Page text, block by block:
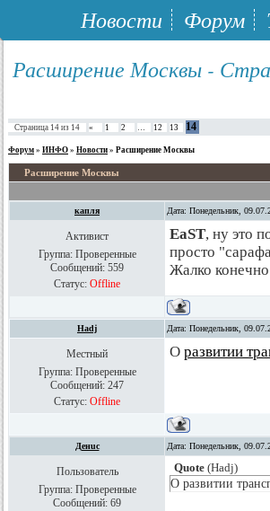
117148, г.Москва, ЮЗАО,
Новости Форум
Расширение Москвы -
Страница 14 из 14 « 1 2 … 12 13 14
Форум » ИНФО » Новости » Расширение Москвы
Расширение Москвы
капля Дата: Понедельник,
Активист
Группа: Проверенные
Сообщений: 559
Статус: Offline
EaST, ну это
просто
Жалко
Hadj Дата: Понедельник,
Местный
Группа: Проверенные
Сообщений: 247
Статус: Offline
О развитии
Денuc Дата: Понедельник,
Пользователь
Группа: Проверенные
Сообщений: 69
Quote (Hadj)
О развитии